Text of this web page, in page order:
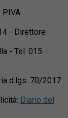
- Direttore
- Tel. 015
d.lgs. 70/2017
Diario del